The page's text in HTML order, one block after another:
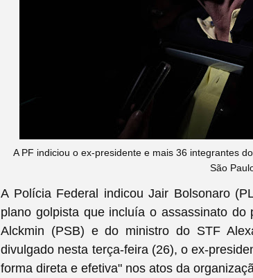
A PF indiciou o ex-presidente e mais 36 integrantes
São
A Polícia Federal indicou Jair Bolsonaro
plano golpista que incluía o assassinato
Alckmin (PSB) e do ministro do STF
divulgado nesta terça-feira (26), o ex-
forma direta e efetiva" nos atos da